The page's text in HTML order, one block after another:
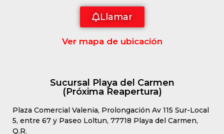
Llamar
Ver mapa de ubicación
Sucursal Playa del Carmen
(Próxima Reapertura)
Plaza Comercial Valenia, Prolongación Av 115 Sur-Local
5, entre 67 y Paseo Loltun, 77718 Playa del Carmen,
Q.R.